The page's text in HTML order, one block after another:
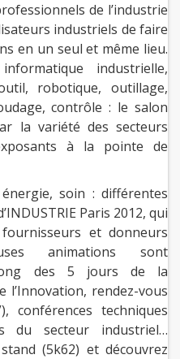
de l’industrie
industriels de faire
en un seul et même lieu.
industrielle,
robotique, outillage,
contrôle : le salon
la variété des secteurs
à la pointe de
soin : différentes
Paris 2012, qui
et donneurs
animations sont
des 5 jours de la
l’Innovation, rendez-vous
conférences techniques
du secteur industriel…
(5k62) et découvrez